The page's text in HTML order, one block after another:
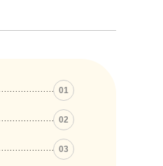
01
02
03